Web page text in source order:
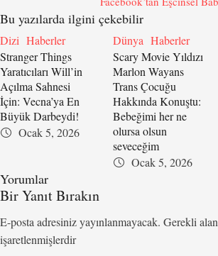
Bu yazılarda ilgini çekebilir
Dizi Haberler
Stranger Things
Yaratıcıları Will’in
Açılma Sahnesi
İçin: Vecna’ya En
Büyük Darbeydi!
Ocak 5, 2026
Dünya Haberler
Scary Movie Yıldızı
Marlon Wayans
Trans Çocuğu
Hakkında Konuştu:
Bebeğimi her ne
olursa olsun
seveceğim
Ocak 5, 2026
Yorumlar
Bir Yanıt Bırakın
E-posta adresiniz yayınlanmayacak. Gerekli
işaretlenmişlerdir